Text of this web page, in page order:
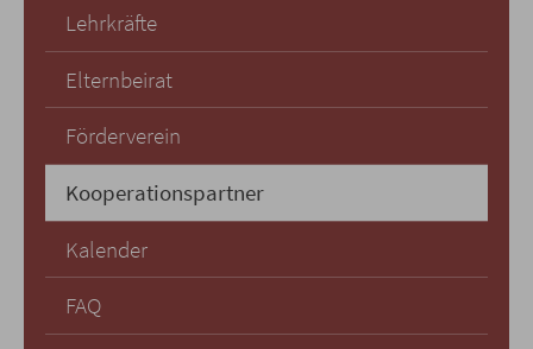
Lehrkräfte
Elternbeirat
Förderverein
Kooperationspartner
Kalender
FAQ